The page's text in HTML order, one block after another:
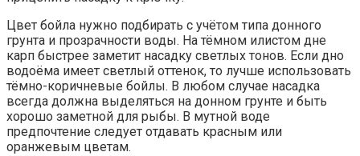
Цвет бойла нужно подбирать с учётом типа донного
грунта и прозрачности воды. На тёмном илистом дне
карп быстрее заметит насадку светлых тонов. Если дно
водоёма имеет светлый оттенок, то лучше использовать
тёмно-коричневые бойлы. В любом случае насадка
всегда должна выделяться на донном грунте и быть
хорошо заметной для рыбы. В мутной воде
предпочтение следует отдавать красным или
оранжевым цветам.